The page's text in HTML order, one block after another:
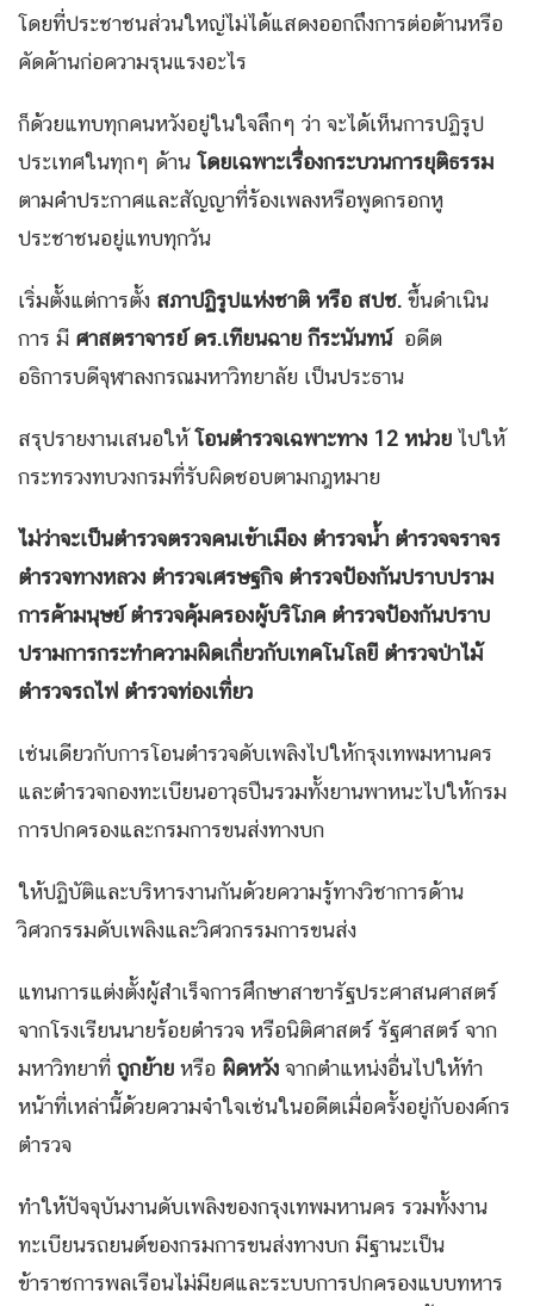
โดยที่ประชาชนส่วนใหญ่ไม่ได้แสดงออกถึงการต่อต้านหรือ
คัดค้านก่อความรุนแรงอะไร
ก็ด้วยแทบทุกคนหวังอยู่ในใจลึกๆ ว่า จะได้เห็นการปฏิรูป
ประเทศในทุกๆ ด้าน โดยเฉพาะเรื่องกระบวนการยุติธรรม
ตามคำประกาศและสัญญาที่ร้องเพลงหรือพูดกรอกหู
ประชาชนอยู่แทบทุกวัน
เริ่มตั้งแต่การตั้ง สภาปฏิรูปแห่งชาติ หรือ สปช. ขึ้นดำเนิน
การ มี ศาสตราจารย์ ดร.เทียนฉาย กีระนันทน์อดีต
อธิการบดีจุฬาลงกรณมหาวิทยาลัย เป็นประธาน
สรุปรายงานเสนอให้โอนตำรวจเฉพาะทาง 12 หน่วย ไปให้
กระทรวงทบวงกรมที่รับผิดชอบตามกฎหมาย
ไม่ว่าจะเป็นตำรวจตรวจคนเข้าเมือง ตำรวจน้ำ ตำรวจจราจร
ตำรวจทางหลวง ตำรวจเศรษฐกิจ ตำรวจป้องกันปราบปราม
การค้ามนุษย์ ตำรวจคุ้มครองผู้บริโภค ตำรวจป้องกันปราบ
ปรามการกระทำความผิดเกี่ยวกับเทคโนโลยี ตำรวจป่าไม้
ตำรวจรถไฟ ตำรวจท่องเที่ยว
เช่นเดียวกับการโอนตำรวจดับเพลิงไปให้กรุงเทพมหานคร
และตำรวจกองทะเบียนอาวุธปืนรวมทั้งยานพาหนะไปให้กรม
การปกครองและกรมการขนส่งทางบก
ให้ปฏิบัติและบริหารงานกันด้วยความรู้ทางวิชาการด้าน
วิศวกรรมดับเพลิงและวิศวกรรมการขนส่ง
แทนการแต่งตั้งผู้สำเร็จการศึกษาสาขารัฐประศาสนศาสตร์
จากโรงเรียนนายร้อยตำรวจ หรือนิติศาสตร์ รัฐศาสตร์ จาก
มหาวิทยาที่ ถูกย้าย หรือ ผิดหวัง จากตำแหน่งอื่นไปให้ทำ
หน้าที่เหล่านี้ด้วยความจำใจเช่นในอดีตเมื่อครั้งอยู่กับองค์กร
ตำรวจ
ทำให้ปัจจุบันงานดับเพลิงของกรุงเทพมหานคร รวมทั้งงาน
ทะเบียนรถยนต์ของกรมการขนส่งทางบก มีฐานะเป็น
ข้าราชการพลเรือนไม่มียศและระบบการปกครองแบบทหาร